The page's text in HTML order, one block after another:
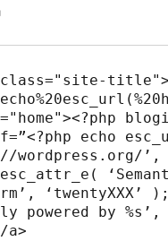
class="site-
echo
wordpress.org/
esc_attr_e(
‘twentyXXX’
powered by %s’,
a>